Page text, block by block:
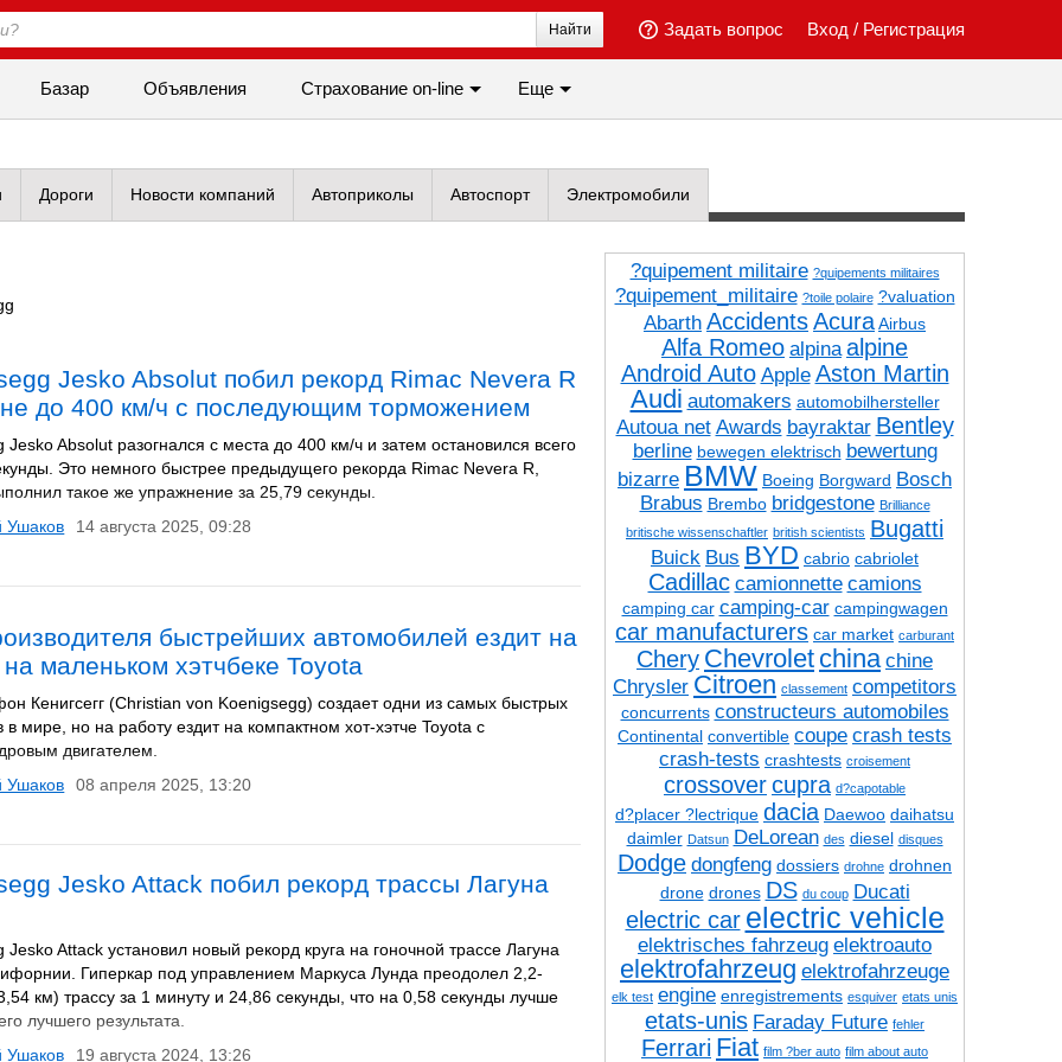
Вход / Регистрация
Задать вопрос
Найти
Базар Объявления Cтрахование on-line Еще
Дороги Новости компаний Автоприколы Автоспорт Электромобили
Jesko Absolut побил рекорд Rimac Nevera R
до 400 км/ч с последующим торможением
Jesko Absolut разогнался с места до 400 км/ч и затем остановился всего
Это немного быстрее предыдущего рекорда Rimac Nevera R,
такое же упражнение за 25,79 секунды.
Ушаков
14 августа 2025, 09:28
быстрейших автомобилей ездит на
маленьком хэтчбеке Toyota
Кенигсегг (Christian von Koenigsegg) создает одни из самых быстрых
в мире, но на работу ездит на компактном хот-хэтче Toyota с
двигателем.
Ушаков
08 апреля 2025, 13:20
Jesko Attack побил рекорд трассы Лагуна
Jesko Attack установил новый рекорд круга на гоночной трассе Лагуна
Гиперкар под управлением Маркуса Лунда преодолел 2,2-
км) трассу за 1 минуту и 24,86 секунды, что на 0,58 секунды лучше
лучшего результата.
Ушаков
19 августа 2024, 13:26
?quipement militaire ?quipements militaires
?quipement_militaire ?toile polaire ?valuation
Abarth AccidentsAcuraAirbus
Alfa Romeo alpina alpine
Android Auto Apple Aston Martin
Audi automakers automobilhersteller
Autoua net Awards bayraktar Bentley
berline bewegen elektrisch bewertung
bizarre BMW Boeing Borgward Bosch
Brabus Brembo bridgestone Brilliance
britische wissenschaftler british scientists Bugatti
Buick Bus BYD cabrio cabriolet
Cadillac camionnette camions
camping car camping-car campingwagen
car manufacturers car market carburant
Chery Chevrolet china chine
Chrysler Citroen classement competitors
concurrents constructeurs automobiles
Continental convertible coupe crash tests
crash-tests crashtests croisement
crossovercupra d?capotable
d?placer ?lectrique dacia Daewoo daihatsu
daimler Datsun DeLorean des diesel disques
Dodge dongfeng dossiers drohne drohnen
drone drones DS du coup Ducati
electric car electric vehicle
elektrisches fahrzeug elektroauto
elektrofahrzeug elektrofahrzeuge
elk test engine enregistrements esquiver etats unis
etats-unis Faraday Future fehler
Ferrari Fiat film ?ber auto film about auto